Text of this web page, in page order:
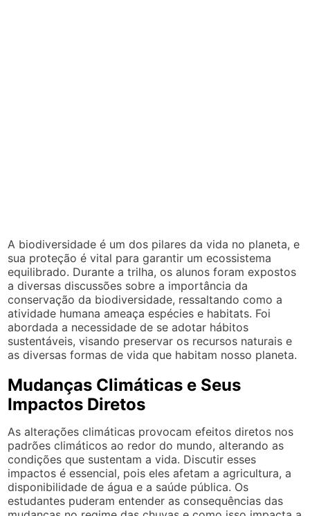
A biodiversidade é um dos pilares da vida no planeta, e
sua proteção é vital para garantir um ecossistema
equilibrado. Durante a trilha, os alunos foram expostos
a diversas discussões sobre a importância da
conservação da biodiversidade, ressaltando como a
atividade humana ameaça espécies e habitats. Foi
abordada a necessidade de se adotar hábitos
sustentáveis, visando preservar os recursos naturais e
as diversas formas de vida que habitam nosso planeta.
Mudanças Climáticas e Seus
Impactos Diretos
As alterações climáticas provocam efeitos diretos nos
padrões climáticos ao redor do mundo, alterando as
condições que sustentam a vida. Discutir esses
impactos é essencial, pois eles afetam a agricultura, a
disponibilidade de água e a saúde pública. Os
estudantes puderam entender as consequências das